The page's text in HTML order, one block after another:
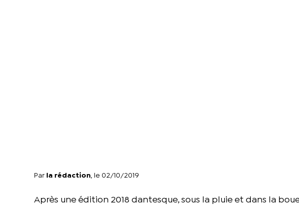
Par la rédaction , le 02/10/2019
Après une édition 2018 dantesque, sous la pluie et dans la